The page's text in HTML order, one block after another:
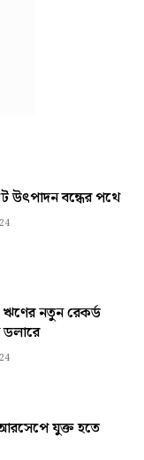
উৎপাদন বন্ধের পথে
নতুন রেকর্ড
যুক্ত হতে